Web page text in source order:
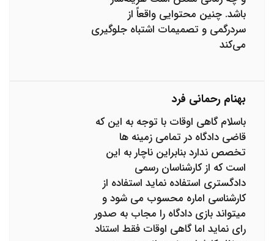
باشد. چنین محتوایی واقعاً از
سردرگمی و تصمیمات اشتباه جلوگیری
می‌کند
بهنام رحمانی فرد
باسلام گاهی اوقات با توجه به این که
قاضی دادگاه در تمامی زمینه ها
تخصص ندارد بنابراین ناچار به این
است که از کارشناسان رسمی
دادگستری استفاده نماید استفاده از
کارشناسی اماره محسوب می شود و
میتواند بازی دادگاه را مجاب به صدور
رای نماید اما گاهی اوقات فقط استناد